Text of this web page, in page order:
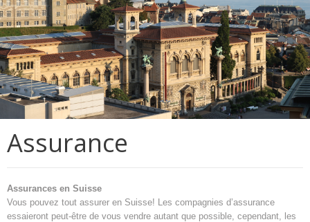
Assurance
Assurances en Suisse
Vous pouvez tout assurer en Suisse! Les compagnies d’assurance
essaieront peut-être de vous vendre autant que possible, cependant, les